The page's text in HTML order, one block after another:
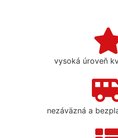
vysoká úroveň
nezáväzná a